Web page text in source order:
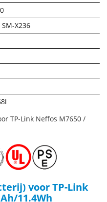
X236
voor TP-Link
11.4Wh